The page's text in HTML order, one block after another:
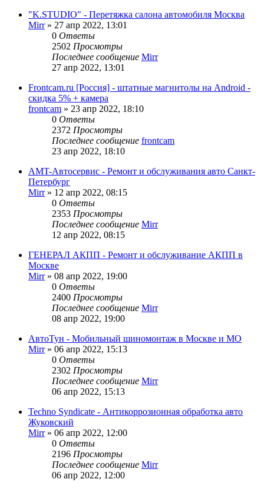
"K.STUDIO" - Перетяжка салона автомобиля Москва
Mirr» 27 апр 2022, 13:01
0 Ответы
2502 Просмотры
Последнее сообщение Mirr
27 апр 2022, 13:01
Frontcam.ru [Россия] - штатные магнитолы на Android -
скидка 5% + камера
frontcam » 23 апр 2022, 18:10
0 Ответы
2372 Просмотры
Последнее сообщение frontcam
23 апр 2022, 18:10
AMT-Автосервис - Ремонт и обслуживания авто Санкт-
Петербург
Mirr» 12 апр 2022, 08:15
0 Ответы
2353 Просмотры
Последнее сообщение Mirr
12 апр 2022, 08:15
ГЕНЕРАЛ АКПП - Ремонт и обслуживание АКПП в
Москве
Mirr» 08 апр 2022, 19:00
0 Ответы
2400 Просмотры
Последнее сообщение Mirr
08 апр 2022, 19:00
АвтоТун - Мобильный шиномонтаж в Москве и МО
Mirr» 06 апр 2022, 15:13
0 Ответы
2302 Просмотры
Последнее сообщение Mirr
06 апр 2022, 15:13
Techno Syndicate - Антикоррозионная обработка авто
Жуковский
Mirr» 06 апр 2022, 12:00
0 Ответы
2196 Просмотры
Последнее сообщение Mirr
06 апр 2022, 12:00